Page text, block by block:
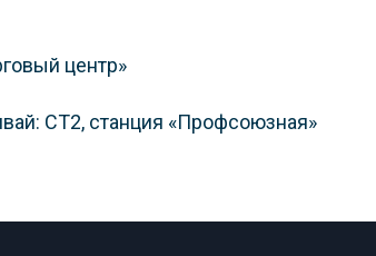
центр»
СТ2, станция «Профсоюзная»